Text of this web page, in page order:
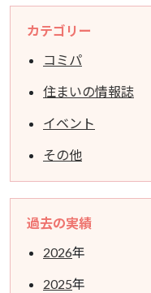
カテゴリー
コミパ
住まいの情報誌
イベント
その他
過去の実績
2026年
2025年